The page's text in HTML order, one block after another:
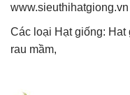
Các loại Hạt giống: Hat
rau mầm,